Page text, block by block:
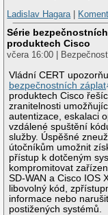
Ladislav Hagara|
Série
produktech Cisco
včera 16:00 |
Vládní CERT
bezpečnostních záplat
produktech Cisco
zranitelnosti
autentizace, eskalaci
vzdálené spuštění
služby. Úspěšné
útočníkům umožnit
přístup k dotčeným
kompromitovat
SD-WAN a Cisco IOS
libovolný kód,
informace nebo
postižených systémů.